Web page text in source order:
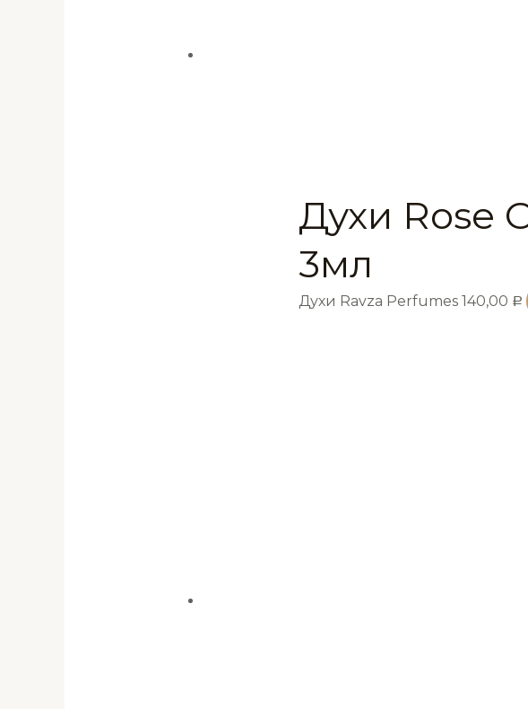
Духи Rose
3мл
Духи Ravza Perfumes140,00 Р